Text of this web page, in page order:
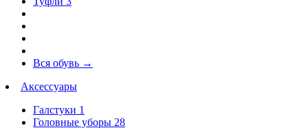
Вся обувь →
Аксессуары
Галстуки 1
Головные уборы 28